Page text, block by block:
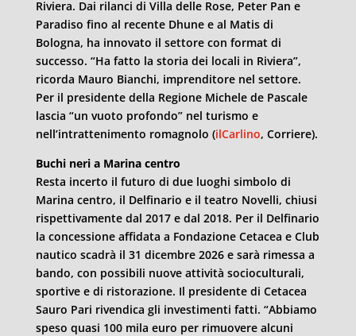
Riviera. Dai rilanci di Villa delle Rose, Peter Pan e
Paradiso fino al recente Dhune e al Matis di
Bologna, ha innovato il settore con format di
successo. “Ha fatto la storia dei locali in Riviera”,
ricorda Mauro Bianchi, imprenditore nel settore.
Per il presidente della Regione Michele de Pascale
lascia “un vuoto profondo” nel turismo e
nell’intrattenimento romagnolo (ilCarlino, Corriere).
Buchi neri a Marina centro
Resta incerto il futuro di due luoghi simbolo di
Marina centro, il Delfinario e il teatro Novelli, chiusi
rispettivamente dal 2017 e dal 2018. Per il Delfinario
la concessione affidata a Fondazione Cetacea e Club
nautico scadrà il 31 dicembre 2026 e sarà rimessa a
bando, con possibili nuove attività socioculturali,
sportive e di ristorazione. Il presidente di Cetacea
Sauro Pari rivendica gli investimenti fatti. “Abbiamo
speso quasi 100 mila euro per rimuovere alcuni